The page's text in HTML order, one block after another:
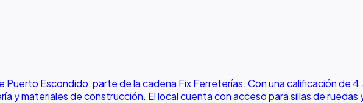
Escondido, parte de la cadena Fix Ferreterías. Con una calificación de
y materiales de construcción. El local cuenta con acceso para sillas de ruedas